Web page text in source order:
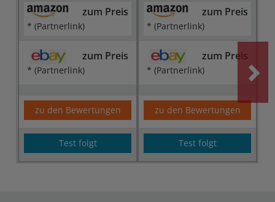
zum Preis
* (Partnerlink)
zum Preis
* (Partnerlink)
zum Preis
* (Partnerlink)
zum Preis
* (Partnerlink)
zu den Bewertungen zu den Bewertungen
Test folgt Test folgt